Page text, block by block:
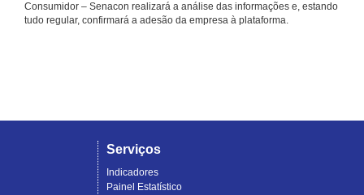
Consumidor – Senacon realizará a análise das informações e, estando
tudo regular, confirmará a adesão da empresa à plataforma.
Serviços
Indicadores
Painel Estatístico